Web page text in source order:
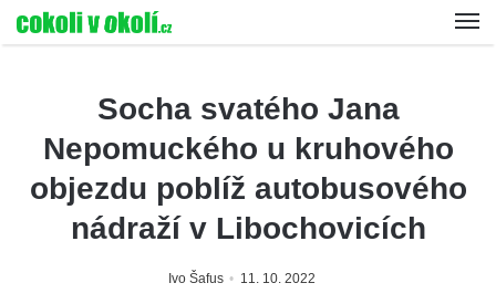
Socha svatého Jana
Nepomuckého u kruhového
objezdu poblíž autobusového
nádraží v Libochovicích
Ivo Šafus 11. 10. 2022